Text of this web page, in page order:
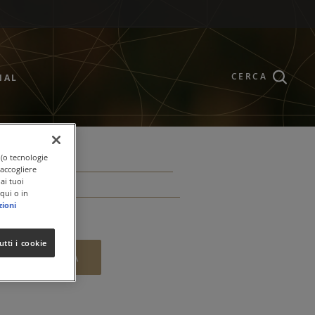
CERCA
tecnologie
tuoi
o in
i cookie